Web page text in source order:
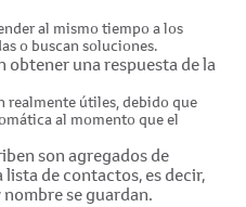
al mismo tiempo a los
o buscan soluciones.
obtener una respuesta de la
realmente útiles, debido que
al momento que el
son agregados de
de contactos, es decir,
se guardan.